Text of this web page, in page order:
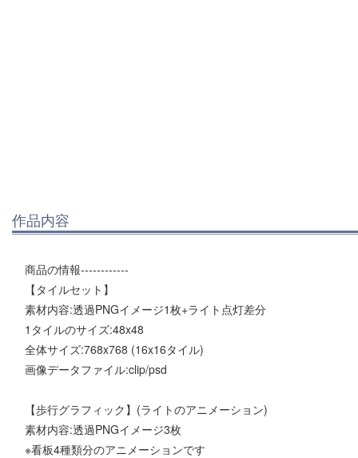
作品内容
商品の情報------------
【タイルセット】
素材内容:透過PNGイメージ1枚+ライト点灯差分
1タイルのサイズ:48x48
全体サイズ:768x768 (16x16タイル)
画像データファイル:clip/psd
【歩行グラフィック】(ライトのアニメーション)
素材内容:透過PNGイメージ3枚
※看板4種類分のアニメーションです